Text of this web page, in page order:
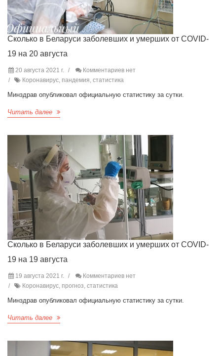
Сколько в Беларуси заболевших и умерших от COVID-
19 на 20 августа
20 августа 2021 г.
Комментариев нет
Коронавирус, пандемия, статистика
Минздрав опубликовал официальную статистику за сутки.
Читать далее
Сколько в Беларуси заболевших и умерших от COVID-
19 на 19 августа
19 августа 2021 г.
Комментариев нет
Коронавирус, прогноз, статистика
Минздрав опубликовал официальную статистику за сутки.
Читать далее